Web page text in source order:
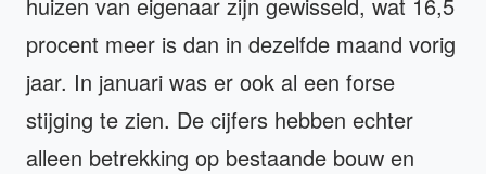
procent meer is dan in dezelfde maand vorig
jaar. In januari was er ook al een forse
stijging te zien. De cijfers hebben echter
alleen betrekking op bestaande bouw en